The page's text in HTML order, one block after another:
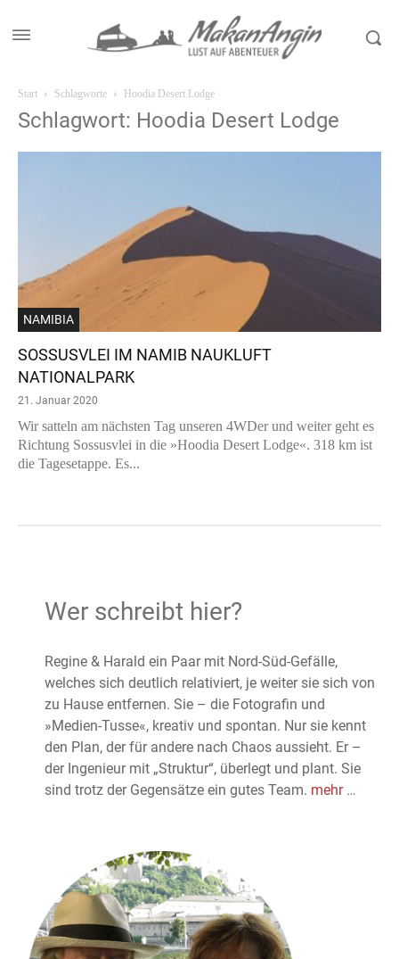
Start Schlagworte Hoodia Desert Lodge
Schlagwort: Hoodia Desert Lodge
NAMIBIA
SOSSUSVLEI IM NAMIB NAUKLUFT
NATIONALPARK
21. Januar 2020
Wir satteln am nächsten Tag unseren 4WDer und weiter geht es
Richtung Sossusvlei in die »Hoodia Desert Lodge«. 318 km ist
die Tagesetappe. Es...
Wer schreibt hier?
Regine & Harald ein Paar mit Nord-Süd-Gefälle,
welches sich deutlich relativiert, je weiter sie sich von
zu Hause entfernen. Sie – die Fotografin und
»Medien-Tusse«, kreativ und spontan. Nur sie kennt
den Plan, der für andere nach Chaos aussieht. Er –
der Ingenieur mit „Struktur“, überlegt und plant. Sie
sind trotz der Gegensätze ein gutes Team. mehr …